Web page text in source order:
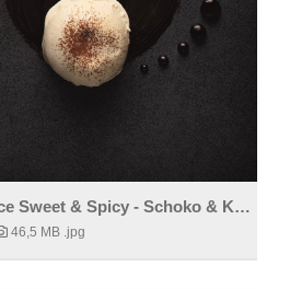
Eis mit der Süßen Sauce Sweet & Spicy - Schoko & Kardamom
46,5 MB .jpg